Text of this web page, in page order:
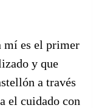
mí es el primer
y que
a través
el cuidado con